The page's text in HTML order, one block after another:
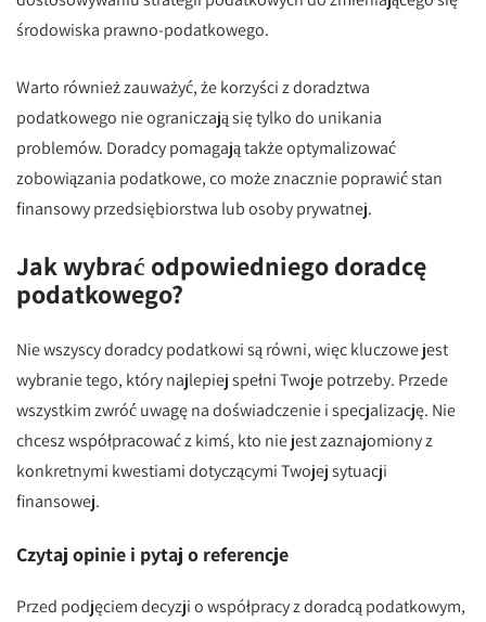
środowiska prawno-podatkowego.
Warto również zauważyć, że korzyści z doradztwa
podatkowego nie ograniczają się tylko do unikania
problemów. Doradcy pomagają także optymalizować
zobowiązania podatkowe, co może znacznie poprawić stan
finansowy przedsiębiorstwa lub osoby prywatnej.
Jak wybrać odpowiedniego doradcę
podatkowego?
Nie wszyscy doradcy podatkowi są równi, więc kluczowe jest
wybranie tego, który najlepiej spełni Twoje potrzeby. Przede
wszystkim zwróć uwagę na doświadczenie i specjalizację. Nie
chcesz współpracować z kimś, kto nie jest zaznajomiony z
konkretnymi kwestiami dotyczącymi Twojej sytuacji
finansowej.
Czytaj opinie i pytaj o referencje
Przed podjęciem decyzji o współpracy z doradcą podatkowym,